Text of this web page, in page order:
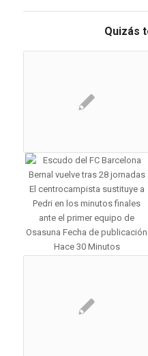
Quizás